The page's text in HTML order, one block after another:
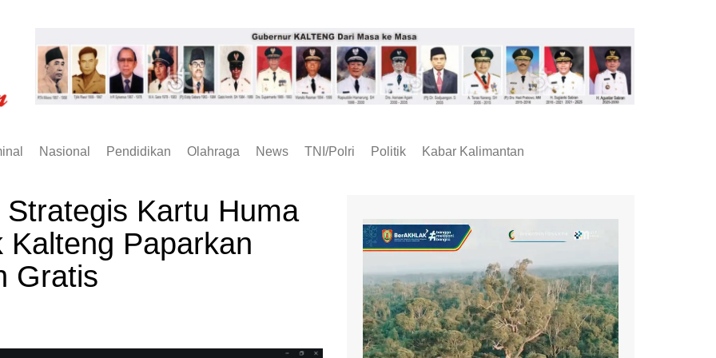
Nasional Pendidikan Olahraga News TNI/Polri Politik Kabar Kalimantan
Kartu Huma
Paparkan
Gratis